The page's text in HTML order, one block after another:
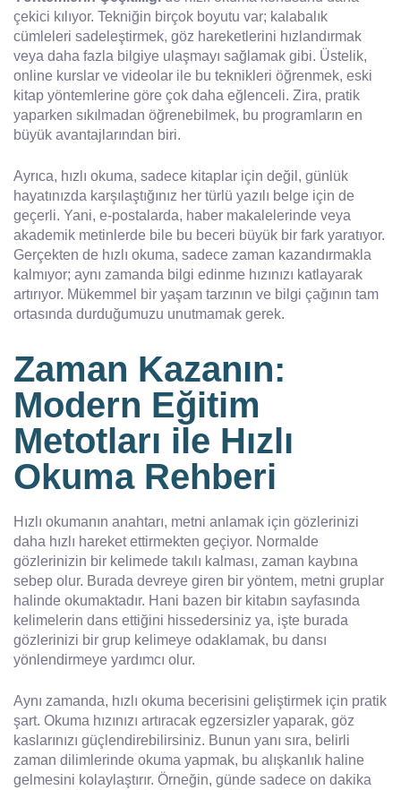
çekici kılıyor. Tekniğin birçok boyutu var; kalabalık
cümleleri sadeleştirmek, göz hareketlerini hızlandırmak
veya daha fazla bilgiye ulaşmayı sağlamak gibi. Üstelik,
online kurslar ve videolar ile bu teknikleri öğrenmek, eski
kitap yöntemlerine göre çok daha eğlenceli. Zira, pratik
yaparken sıkılmadan öğrenebilmek, bu programların en
büyük avantajlarından biri.
Ayrıca, hızlı okuma, sadece kitaplar için değil, günlük
hayatınızda karşılaştığınız her türlü yazılı belge için de
geçerli. Yani, e-postalarda, haber makalelerinde veya
akademik metinlerde bile bu beceri büyük bir fark yaratıyor.
Gerçekten de hızlı okuma, sadece zaman kazandırmakla
kalmıyor; aynı zamanda bilgi edinme hızınızı katlayarak
artırıyor. Mükemmel bir yaşam tarzının ve bilgi çağının tam
ortasında durduğumuzu unutmamak gerek.
Zaman Kazanın:
Modern Eğitim
Metotları ile Hızlı
Okuma Rehberi
Hızlı okumanın anahtarı, metni anlamak için gözlerinizi
daha hızlı hareket ettirmekten geçiyor. Normalde
gözlerinizin bir kelimede takılı kalması, zaman kaybına
sebep olur. Burada devreye giren bir yöntem, metni gruplar
halinde okumaktadır. Hani bazen bir kitabın sayfasında
kelimelerin dans ettiğini hissedersiniz ya, işte burada
gözlerinizi bir grup kelimeye odaklamak, bu dansı
yönlendirmeye yardımcı olur.
Aynı zamanda, hızlı okuma becerisini geliştirmek için pratik
şart. Okuma hızınızı artıracak egzersizler yaparak, göz
kaslarınızı güçlendirebilirsiniz. Bunun yanı sıra, belirli
zaman dilimlerinde okuma yapmak, bu alışkanlık haline
gelmesini kolaylaştırır. Örneğin, günde sadece on dakika